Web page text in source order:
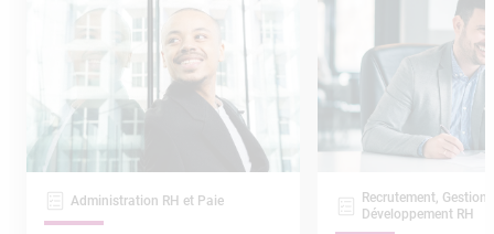
Administration RH et Paie
Recrutement, Gestion
Développement RH